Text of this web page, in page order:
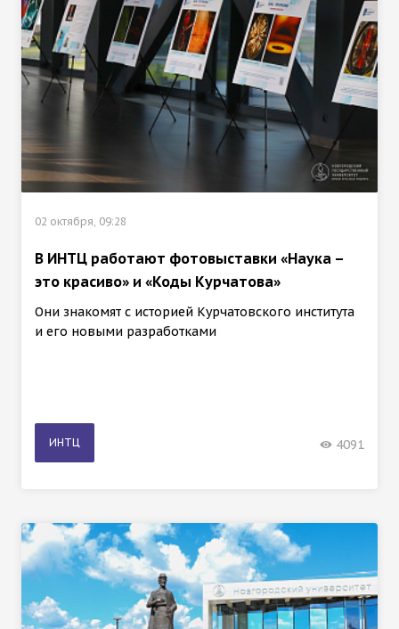
02 октября, 09:28
В ИНТЦ работают фотовыставки «Наука –
это красиво» и «Коды Курчатова»
Они знакомят с историей Курчатовского института
и его новыми разработками
ИНТЦ 4091